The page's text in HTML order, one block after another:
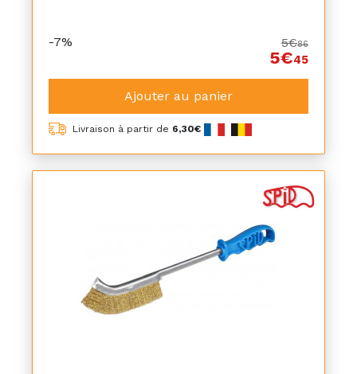
-7% 5€86
5€45
Ajouter au panier
Livraison à partir de 6,30€